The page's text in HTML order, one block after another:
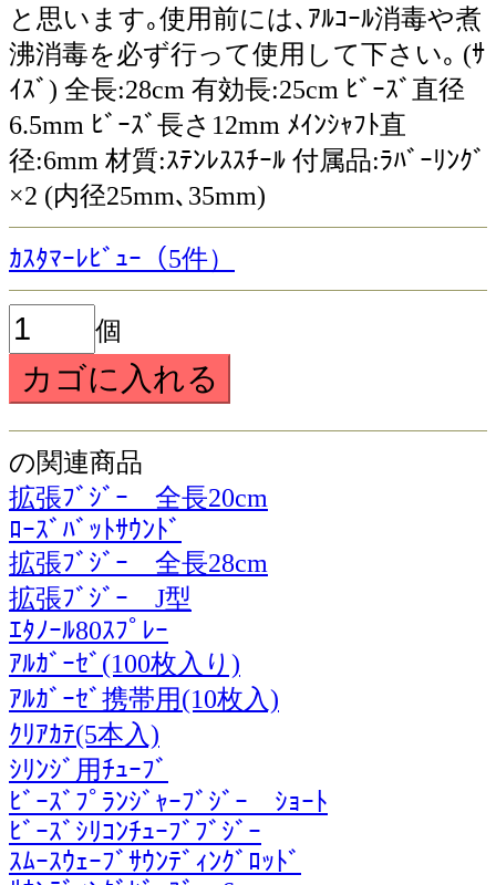
と思います｡使用前には､ｱﾙｺｰﾙ消毒や煮
沸消毒を必ず行って使用して下さい｡ (ｻ
ｲｽﾞ) 全長:28cm 有効長:25cm ﾋﾞｰｽﾞ直径
6.5mm ﾋﾞｰｽﾞ長さ12mm ﾒｲﾝｼｬﾌﾄ直
径:6mm 材質:ｽﾃﾝﾚｽｽﾁｰﾙ 付属品:ﾗﾊﾞｰﾘﾝｸﾞ
×2 (内径25mm､35mm)
ｶｽﾀﾏｰﾚﾋﾞｭｰ（5件）
個
の関連商品
拡張ﾌﾞｼﾞｰ 全長20cm
ﾛｰｽﾞﾊﾞｯﾄｻｳﾝﾄﾞ
拡張ﾌﾞｼﾞｰ 全長28cm
拡張ﾌﾞｼﾞｰ J型
ｴﾀﾉｰﾙ80ｽﾌﾟﾚｰ
ｱﾙｶﾞｰｾﾞ(100枚入り)
ｱﾙｶﾞｰｾﾞ携帯用(10枚入)
ｸﾘｱｶﾃ(5本入)
ｼﾘﾝｼﾞ用ﾁｭｰﾌﾞ
ﾋﾞｰｽﾞﾌﾟﾗﾝｼﾞｬｰﾌﾞｼﾞｰ ｼｮｰﾄ
ﾋﾞｰｽﾞｼﾘｺﾝﾁｭｰﾌﾞﾌﾞｼﾞｰ
ｽﾑｰｽｳｪｰﾌﾞｻｳﾝﾃﾞｨﾝｸﾞﾛｯﾄﾞ